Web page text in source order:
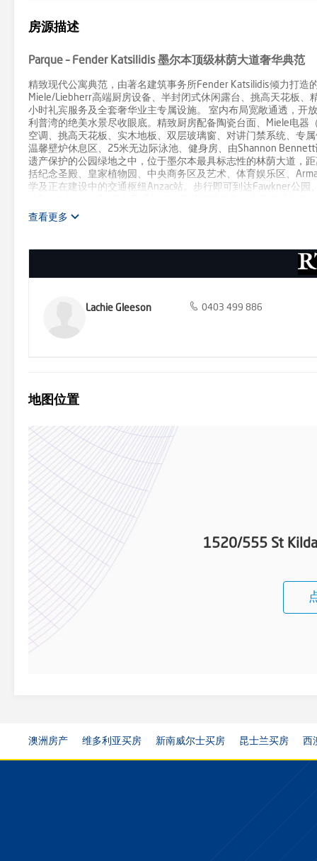
房源描述
Parque – Fender Katsilidis 墨尔本顶级林荫大道奢华典范
精致现代公寓典范，由著名建筑事务所Fender Katsilidis倾力打
Miele/Liebherr高端厨房设备、半封闭式休闲露台、挑高天花板
小时礼宾服务及全套奢华业主专属设施。 室内布局宽敞通透，开
利普湾的绝美水景尽收眼底。精致厨房配备陶瓷台面、Miele电
空调、挑高天花板、实木地板、双层玻璃窗、对讲门禁系统、专
温馨壁炉休息区、25米无边际泳池、健身房、由Shannon
遗产保护的公园绿地之中，位于墨尔本最具标志性的林荫大道，
括纪念圣殿、皇家植物园、中央商务区及艺术、体育娱乐区、
学及正在建设中的交通枢纽Anzac站。步行即可到达Fawkner公
查看更多
Lachie Gleeson 0403 499 886
地图位置
1520/555 St
澳洲房产 维多利亚买房 新南威尔士买房 昆士兰买房 西